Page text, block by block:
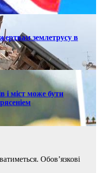
землетрусу в
і міст може бути
Обов’язкові